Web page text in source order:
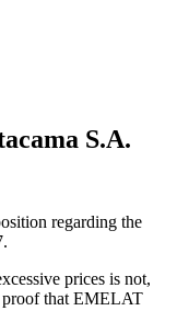
S.A.
regarding the
prices is not,
proof that EMELAT